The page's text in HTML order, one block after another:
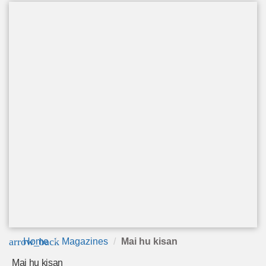
arrow_back
Home Magazines Mai hu kisan
Mai hu kisan